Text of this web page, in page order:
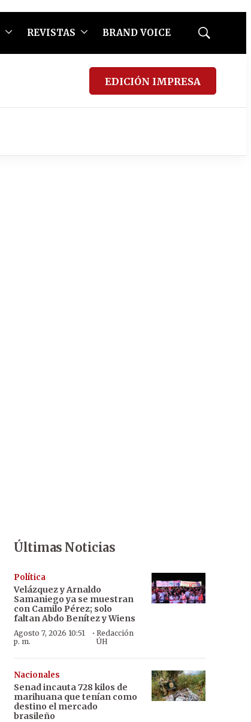
REVISTAS BRAND VOICE
Mostrar
EDICIÓN IMPRESA
Últimas Noticias
Política
Velázquez y Arnaldo
Samaniego ya se muestran
con Camilo Pérez; solo
faltan Abdo Benítez y Wiens
Agosto 7, 2026 10:51
p. m.
·Redacción
ÚH
Nacionales
Senad incauta 728 kilos de
marihuana que tenían como
destino el mercado
brasileño